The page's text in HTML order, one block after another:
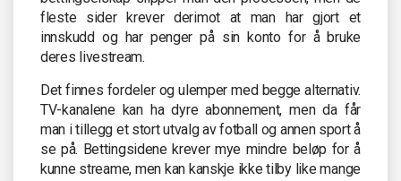
fleste sider krever derimot at man har gjort et
innskudd og har penger på sin konto for å bruke
deres livestream.
Det finnes fordeler og ulemper med begge alternativ.
TV-kanalene kan ha dyre abonnement, men da får
man i tillegg et stort utvalg av fotball og annen sport å
se på. Bettingsidene krever mye mindre beløp for å
kunne streame, men kan kanskje ikke tilby like mange